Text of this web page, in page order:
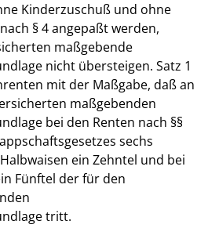
Kinderzuschuß und ohne
§ 4 angepaßt werden,
maßgebende
nicht übersteigen. Satz 1
mit der Maßgabe, daß an
maßgebenden
bei den Renten nach §§
sechs
ein Zehntel und bei
Fünftel der für den
tritt.